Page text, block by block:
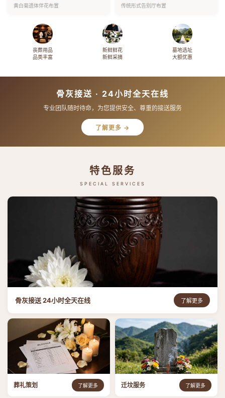
黄白菊遗体伴花布置 传统形式告别厅布置
丧葬用品
品类丰富
新鲜鲜花
新鲜采摘
墓地选址
大额优惠
骨灰接送 · 24小时全天在线
专业团队随时待命，为您提供安全、尊重的接送服务
了解更多 →
特色服务
SPECIAL SERVICES
骨灰接送 24小时全天在线 了解更多
葬礼策划 了解更多 迁坟服务 了解更多